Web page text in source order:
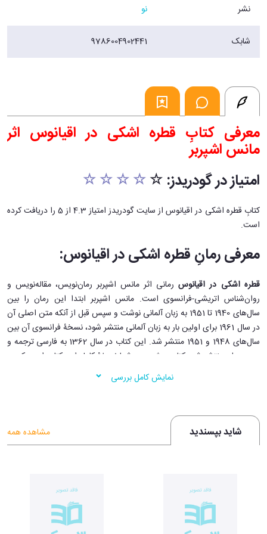
نشر نو
شابک 9786004902441
معرفی کتابِ قطره اشکی در اقیانوس اثر
مانس اشپربر
امتیاز در گودریدز: ☆☆ ☆ ☆ ☆
کتابِ قطره اشکی در اقیانوس از سایت گودریدز امتیاز 4.3 از 5 را دریافت کرده
است.
معرفی رمانِ قطره اشکی در اقیانوس:
قطره اشکی در اقیانوس رمانی اثر مانس اشپربر رمان‌نویس، مقاله‌نویس و
روان‌شناس اتریشی-فرانسوی است. مانس اشپربر ابتدا این رمان را بین
سال‌های 1940 تا 1951 به زبان آلمانی نوشت و سپس قبل از آنکه متن اصلی آن
در سال 1961 برای اولین بار به زبان آلمانی منتشر شود، نسخۀ فرانسوی آن بین
سال‌های 1948 و 1951 منتشر شد. این کتاب در سال 1362 به فارسی ترجمه و
در دو جلد منتشر شد. کتاب پیش‌ روی شما نسخۀ کامل این کتاب است که در
یک جلد به چاپ رسیده است. این کتاب دربارۀ فرآینده‌های سیاسی و اجتماعی
بین سال‌های 1931 تا 1944 است. پس زمینۀ رمان گسترش فاشیسم و وقایع
واکنش‌های جهانی به رمانِ قطره اشکی در
اقیانوس:
1945 میلادی یعنی بعد از جنگ جهانی دوم منتشر شد و این رمان بسیار شبیه
رمان «جنگ و صلح» تولستوی است.»
- هاینریش بل، نویسندۀ کتاب عقاید
نمایش کامل بررسی
شاید بپسندید مشاهده همه